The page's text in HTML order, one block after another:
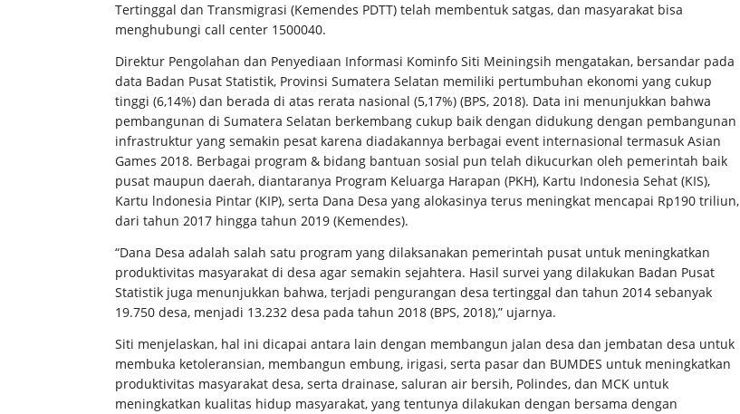
Tertinggal dan Transmigrasi (Kemendes PDTT) telah membentuk satgas, dan masyarakat bisa
menghubungi call center 1500040.
Direktur Pengolahan dan Penyediaan Informasi Kominfo Siti Meiningsih mengatakan, bersandar pada
data Badan Pusat Statistik, Provinsi Sumatera Selatan memiliki pertumbuhan ekonomi yang cukup
tinggi (6,14%) dan berada di atas rerata nasional (5,17%) (BPS, 2018). Data ini menunjukkan bahwa
pembangunan di Sumatera Selatan berkembang cukup baik dengan didukung dengan pembangunan
infrastruktur yang semakin pesat karena diadakannya berbagai event internasional termasuk Asian
Games 2018. Berbagai program & bidang bantuan sosial pun telah dikucurkan oleh pemerintah baik
pusat maupun daerah, diantaranya Program Keluarga Harapan (PKH), Kartu Indonesia Sehat (KIS),
Kartu lndonesia Pintar (KIP), serta Dana Desa yang alokasinya terus meningkat mencapai Rp190 triliun,
dari tahun 2017 hingga tahun 2019 (Kemendes).
“Dana Desa adalah salah satu program yang dilaksanakan pemerintah pusat untuk meningkatkan
produktivitas masyarakat di desa agar semakin sejahtera. Hasil survei yang dilakukan Badan Pusat
Statistik juga menunjukkan bahwa, terjadi pengurangan desa tertinggal dan tahun 2014 sebanyak
19.750 desa, menjadi 13.232 desa pada tahun 2018 (BPS, 2018),” ujarnya.
Siti menjelaskan, hal ini dicapai antara lain dengan membangun jalan desa dan jembatan desa untuk
membuka ketoleransian, membangun embung, irigasi, serta pasar dan BUMDES untuk meningkatkan
produktivitas masyarakat desa, serta drainase, saluran air bersih, Polindes, dan MCK untuk
meningkatkan kualitas hidup masyarakat, yang tentunya dilakukan dengan bersama dengan